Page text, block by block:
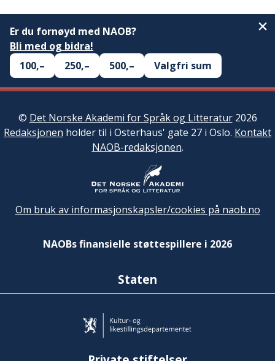
Er du fornøyd med NAOB?
Bli med og bidra!
100,–
250,– 500,– Valgfri sum
© Det Norske Akademi for Språk og Litteratur2026
Redaksjonen holder til i Osterhaus' gate 27 i Oslo. Kontakt
NAOB-redaksjonen.
Om bruk av informasjonskapsler/cookies på naob.no
NAOBs finansielle støttespillere i 2026
Staten